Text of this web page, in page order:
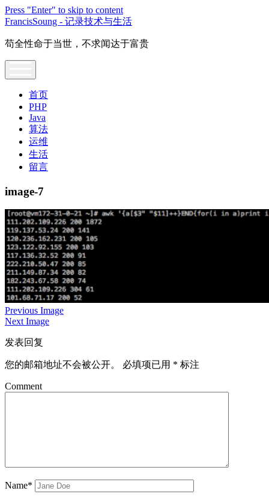
Press "Enter" to skip to content
FrancisSoung - 记录技术与生活
苟全性命于当世，不求闻达于富贵
首页
PHP
Java
算法
运维
生活
留言
image-7
Previous Image
Next Image
发表回复
您的邮箱地址不会被公开。 必填项已用 * 标注
Comment
Name*